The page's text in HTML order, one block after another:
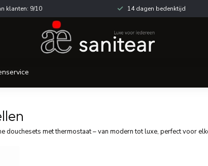
klanten: 9/10 14 dagen bedenktijd
douchesets met thermostaat – van modern tot luxe, perfect voor